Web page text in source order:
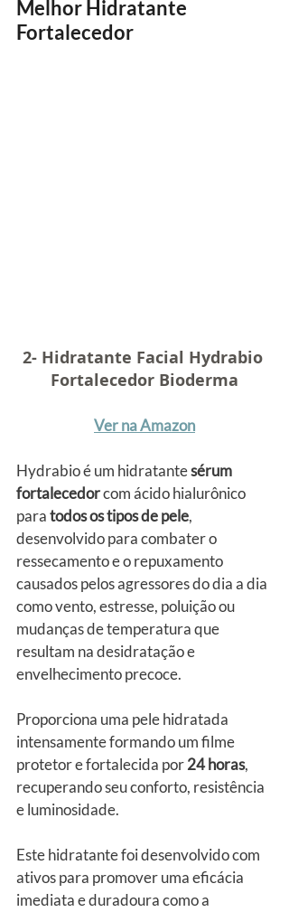
Melhor Hidratante
Fortalecedor
2- Hidratante Facial Hydrabio
Fortalecedor Bioderma
Ver na Amazon
Hydrabio é um hidratante sérum
fortalecedor com ácido hialurônico
para todos os tipos de pele,
desenvolvido para combater o
ressecamento e o repuxamento
causados pelos agressores do dia a dia
como vento, estresse, poluição ou
mudanças de temperatura que
resultam na desidratação e
envelhecimento precoce.
Proporciona uma pele hidratada
intensamente formando um filme
protetor e fortalecida por 24 horas,
recuperando seu conforto, resistência
e luminosidade.
Este hidratante foi desenvolvido com
ativos para promover uma eficácia
imediata e duradoura como a